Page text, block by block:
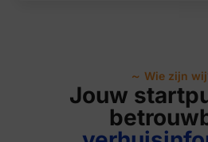
～ Wie zijn
Jouw